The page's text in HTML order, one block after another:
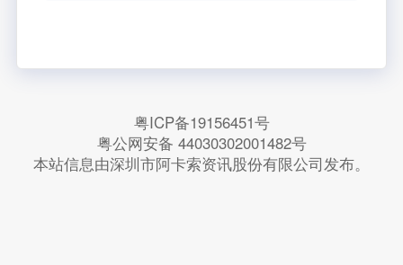
粤ICP备19156451号
粤公网安备 44030302001482号
本站信息由深圳市阿卡索资讯股份有限公司发布。